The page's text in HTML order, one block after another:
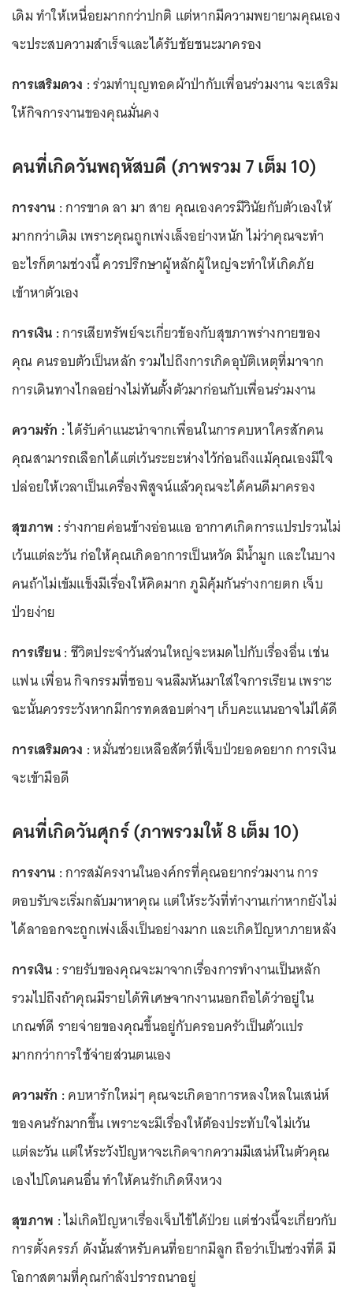
เดิม ทำให้เหนื่อยมากกว่าปกติ แต่หากมีความพยายามคุณเอง
จะประสบความสำเร็จและได้รับชัยชนะมาครอง
การเสริมดวง :ร่วมทำบุญทอดผ้าป่ากับเพื่อนร่วมงาน จะเสริม
ให้กิจการงานของคุณมั่นคง
คนที่เกิดวันพฤหัสบดี (ภาพรวม 7 เต็ม 10)
การงาน :การขาด ลา มา สาย คุณเองควรมีวินัยกับตัวเองให้
มากกว่าเดิม เพราะคุณถูกเพ่งเล็งอย่างหนัก ไม่ว่าคุณจะทำ
อะไรก็ตามช่วงนี้ ควรปรึกษาผู้หลักผู้ใหญ่จะทำให้เกิดภัย
เข้าหาตัวเอง
การเงิน :การเสียทรัพย์จะเกี่ยวข้องกับสุขภาพร่างกายของ
คุณ คนรอบตัวเป็นหลัก รวมไปถึงการเกิดอุบัติเหตุที่มาจาก
การเดินทางไกลอย่างไม่ทันตั้งตัวมาก่อนกับเพื่อนร่วมงาน
ความรัก :ได้รับคำแนะนำจากเพื่อนในการคบหาใครสักคน
คุณสามารถเลือกได้แต่เว้นระยะห่างไว้ก่อนถึงแม้คุณเองมีใจ
ปล่อยให้เวลาเป็นเครื่องพิสูจน์แล้วคุณจะได้คนดีมาครอง
สุขภาพ :ร่างกายค่อนข้างอ่อนแอ อากาศเกิดการแปรปรวนไม่
เว้นแต่ละวัน ก่อให้คุณเกิดอาการเป็นหวัด มีน้ำมูก และในบาง
คนถ้าไม่เข้มแข็งมีเรื่องให้คิดมาก ภูมิคุ้มกันร่างกายตก เจ็บ
ป่วยง่าย
การเรียน :ชีวิตประจำวันส่วนใหญ่จะหมดไปกับเรื่องอื่น เช่น
แฟน เพื่อน กิจกรรมที่ชอบ จนลืมหันมาใส่ใจการเรียน เพราะ
ฉะนั้นควรระวังหากมีการทดสอบต่างๆ เก็บคะแนนอาจไม่ได้ดี
การเสริมดวง :หมั่นช่วยเหลือสัตว์ที่เจ็บป่วยอดอยาก การเงิน
จะเข้ามือดี
คนที่เกิดวันศุกร์ (ภาพรวมให้ 8 เต็ม 10)
การงาน :การสมัครงานในองค์กรที่คุณอยากร่วมงาน การ
ตอบรับจะเริ่มกลับมาหาคุณ แต่ให้ระวังที่ทำงานเก่าหากยังไม่
ได้ลาออกจะถูกเพ่งเล็งเป็นอย่างมาก และเกิดปัญหาภายหลัง
การเงิน :รายรับของคุณจะมาจากเรื่องการทำงานเป็นหลัก
รวมไปถึงถ้าคุณมีรายได้พิเศษจากงานนอกถือได้ว่าอยู่ใน
เกณฑ์ดี รายจ่ายของคุณขึ้นอยู่กับครอบครัวเป็นตัวแปร
มากกว่าการใช้จ่ายส่วนตนเอง
ความรัก :คบหารักใหม่ๆ คุณจะเกิดอาการหลงใหลในเสน่ห์
ของคนรักมากขึ้น เพราะจะมีเรื่องให้ต้องประทับใจไม่เว้น
แต่ละวัน แต่ให้ระวังปัญหาจะเกิดจากความมีเสน่ห์ในตัวคุณ
เองไปโดนคนอื่น ทำให้คนรักเกิดหึงหวง
สุขภาพ :ไม่เกิดปัญหาเรื่องเจ็บไข้ได้ป่วย แต่ช่วงนี้จะเกี่ยวกับ
การตั้งครรภ์ ดังนั้นสำหรับคนที่อยากมีลูก ถือว่าเป็นช่วงที่ดี มี
โอกาสตามที่คุณกำลังปรารถนาอยู่